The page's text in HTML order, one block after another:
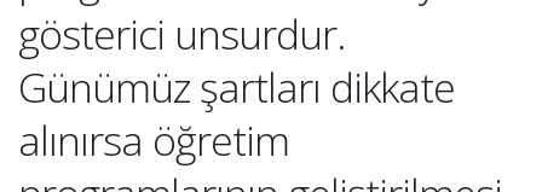
gösterici unsurdur.
Günümüz şartları dikkate
alınırsa öğretim